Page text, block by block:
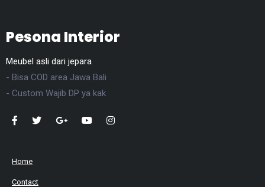
Pesona Interior
Meubel asli dari jepara
- Bisa COD area Jawa Bali
- Custom Wajib DP ya kak
Home
Contact